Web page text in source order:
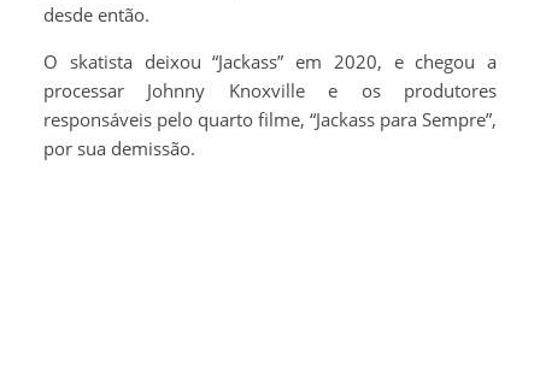
desde então.
O skatista deixou “Jackass” em 2020, e chegou a
processar Johnny Knoxville e os produtores
responsáveis pelo quarto filme, “Jackass para Sempre”,
por sua demissão.